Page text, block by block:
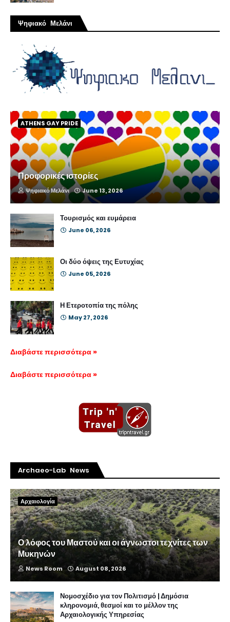
Ψηφιακό Μελάνι
ATHENS GAY PRIDE
Προφορικές ιστορίες
Ψηφιακό Μελάνι June 13, 2026
Τουρισμός και ευμάρεια
June 06, 2026
Οι δύο όψεις της Ευτυχίας
June 05, 2026
Η Ετεροτοπία της πόλης
May 27, 2026
Διαβάστε περισσότερα »
Διαβάστε περισσότερα »
Archaeo-Lab News
Αρχαιολογία
Ο λόφος του Μαστού και οι άγνωστοι τεχνίτες των
Μυκηνών
News Room August 08, 2026
Νομοσχέδιο για τον Πολιτισμό | Δημόσια
κληρονομιά, θεσμοί και το μέλλον της
Αρχαιολογικής Υπηρεσίας